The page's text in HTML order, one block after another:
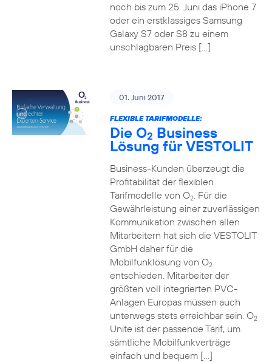
noch bis zum 25. Juni das iPhone 7
oder ein erstklassiges Samsung
Galaxy S7 oder S8 zu einem
unschlagbaren Preis […]
01. Juni 2017
FLEXIBLE TARIFMODELLE:
Die O2 Business
Lösung für VESTOLIT
Business-Kunden überzeugt die
Profitabilität der flexiblen
Tarifmodelle von O2. Für die
Gewährleistung einer zuverlässigen
Kommunikation zwischen allen
Mitarbeitern hat sich die VESTOLIT
GmbH daher für die
Mobilfunklösung von O2
entschieden. Mitarbeiter der
größten voll integrierten PVC-
Anlagen Europas müssen auch
unterwegs stets erreichbar sein. O2
Unite ist der passende Tarif, um
sämtliche Mobilfunkverträge
einfach und bequem […]